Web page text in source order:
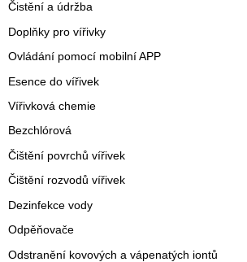
Čistění a údržba
Doplňky pro vířivky
Ovládání pomocí mobilní APP
Esence do vířivek
Vířivková chemie
Bezchlórová
Čištění povrchů vířivek
Čištění rozvodů vířivek
Dezinfekce vody
Odpěňovače
Odstranění kovových a vápenatých iontů